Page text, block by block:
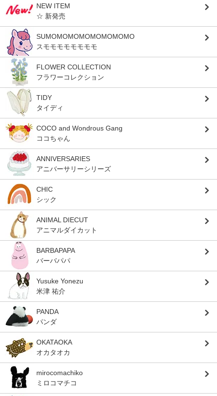
NEW ITEM
☆ 新発売
SUMOMOMOMOMOMOMOMO
スモモモモモモモモ
FLOWER COLLECTION
フラワーコレクション
TIDY
タイディ
COCO and Wondrous Gang
ココちゃん
ANNIVERSARIES
アニバーサリーシリーズ
CHIC
シック
ANIMAL DIECUT
アニマルダイカット
BARBAPAPA
バーバパパ
Yusuke Yonezu
米津 祐介
PANDA
パンダ
OKATAOKA
オカタオカ
mirocomachiko
ミロコマチコ